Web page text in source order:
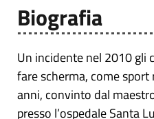
Biografia
Un incidente nel 2010 gli
fare scherma, come
anni, convinto dal
presso l’ospedale Santa